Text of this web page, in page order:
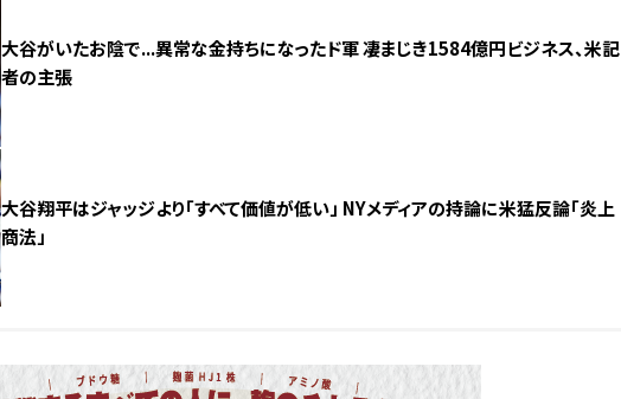
大谷がいたお陰で...異常な金持ちになったド軍 凄まじき1584億円ビジネス、米記
者の主張
大谷翔平はジャッジより「すべて価値が低い」 NYメディアの持論に米猛反論「炎上
商法」